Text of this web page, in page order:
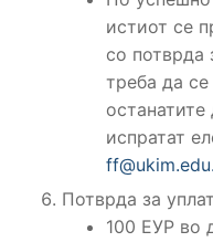
истиот се
со потврда
треба да
испратат
Потврда за
100 ЕУР во